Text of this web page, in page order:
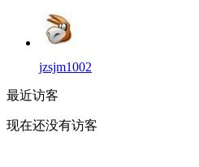
jzsjm1002
最近访客
现在还没有访客